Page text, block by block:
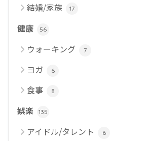
結婚/家族 17
健康 56
ウォーキング 7
ヨガ 6
食事 8
娯楽 135
アイドル/タレント 6